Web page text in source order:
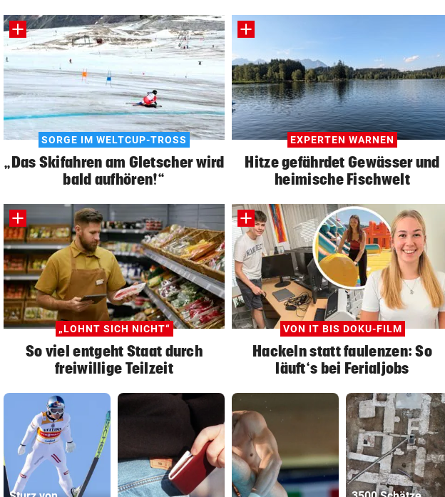
SORGE IM WELTCUP-TROSS
„Das Skifahren am Gletscher wird
bald aufhören!“
EXPERTEN WARNEN
Hitze gefährdet Gewässer und
heimische Fischwelt
„LOHNT SICH NICHT“
So viel entgeht Staat durch
freiwillige Teilzeit
VON IT BIS DOKU-FILM
Hackeln statt faulenzen: So
läuft‘s bei Ferialjobs